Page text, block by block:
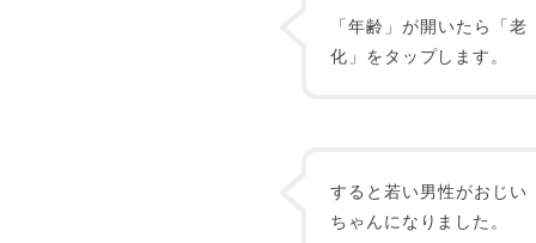
「年齢」が開いたら「老
化」をタップします。
すると若い男性がおじい
ちゃんになりました。